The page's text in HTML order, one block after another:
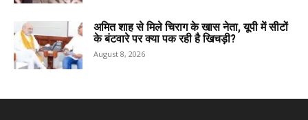
अमित शाह से मिले चिराग के खास नेता, यूपी में सीटों
के बंटवारे पर क्या पक रही है खिचड़ी?
August 8, 2026